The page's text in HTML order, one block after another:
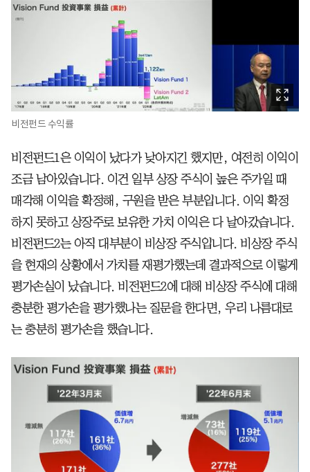
비전펀드 수익률
비전펀드1은 이익이 났다가 낮아지긴 했지만, 여전히 이익이
조금 남아있습니다. 이건 일부 상장 주식이 높은 주가일 때
매각해 이익을 확정해, 구원을 받은 부분입니다. 이익 확정
하지 못하고 상장주로 보유한 가치 이익은 다 날아갔습니다.
비전펀드2는 아직 대부분이 비상장 주식입니다. 비상장 주식
을 현재의 상황에서 가치를 재평가했는데 결과적으로 이렇게
평가손실이 났습니다. 비전펀드2에 대해 비상장 주식에 대해
충분한 평가손을 평가했나는 질문을 한다면, 우리 나름대로
는 충분히 평가손을 했습니다.